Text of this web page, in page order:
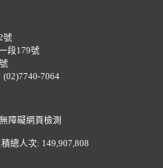
號
段179號
(02)7740-7064
積總人次: 149,907,808